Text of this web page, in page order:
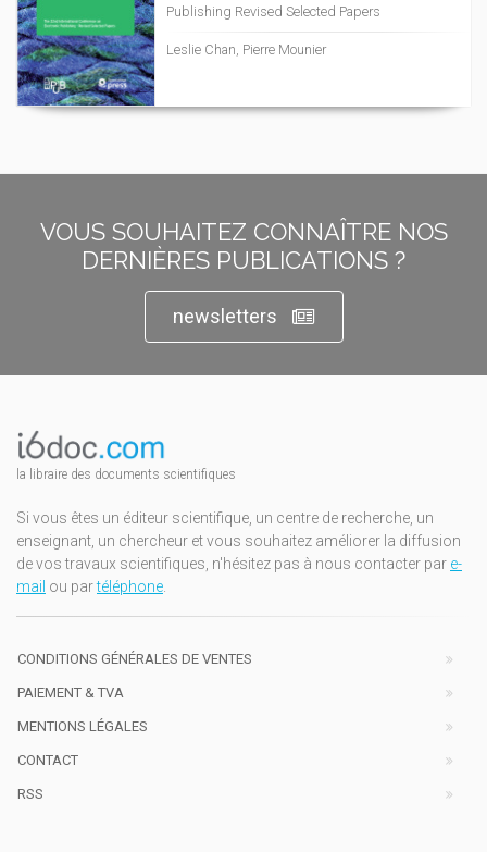
Publishing Revised Selected Papers
Leslie Chan, Pierre Mounier
VOUS SOUHAITEZ CONNAÎTRE NOS
DERNIÈRES PUBLICATIONS ?
newsletters
la libraire des documents scientifiques
Si vous êtes un éditeur scientifique, un centre de recherche, un
enseignant, un chercheur et vous souhaitez améliorer la diffusion
de vos travaux scientifiques, n'hésitez pas à nous contacter par e-
mail ou partéléphone.
CONDITIONS GÉNÉRALES DE VENTES
PAIEMENT & TVA
MENTIONS LÉGALES
CONTACT
RSS